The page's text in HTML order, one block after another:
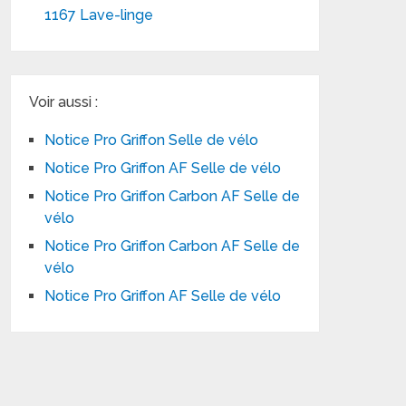
1167 Lave-linge
Voir aussi :
Notice Pro Griffon Selle de vélo
Notice Pro Griffon AF Selle de vélo
Notice Pro Griffon Carbon AF Selle de
vélo
Notice Pro Griffon Carbon AF Selle de
vélo
Notice Pro Griffon AF Selle de vélo